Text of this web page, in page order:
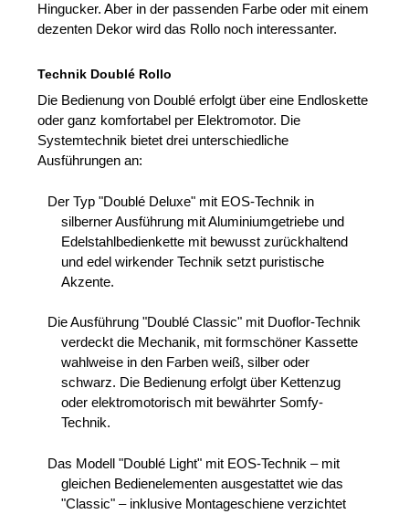
Hingucker. Aber in der passenden Farbe oder mit einem
dezenten Dekor wird das Rollo noch interessanter.
Technik Doublé Rollo
Die Bedienung von Doublé erfolgt über eine Endloskette
oder ganz komfortabel per Elektromotor. Die
Systemtechnik bietet drei unterschiedliche
Ausführungen an:
Der Typ "Doublé Deluxe" mit EOS-Technik in
silberner Ausführung mit Aluminiumgetriebe und
Edelstahlbedienkette mit bewusst zurückhaltend
und edel wirkender Technik setzt puristische
Akzente.
Die Ausführung "Doublé Classic" mit Duoflor-Technik
verdeckt die Mechanik, mit formschöner Kassette
wahlweise in den Farben weiß, silber oder
schwarz. Die Bedienung erfolgt über Kettenzug
oder elektromotorisch mit bewährter Somfy-
Technik.
Das Modell "Doublé Light" mit EOS-Technik – mit
gleichen Bedienelementen ausgestattet wie das
"Classic" – inklusive Montageschiene verzichtet